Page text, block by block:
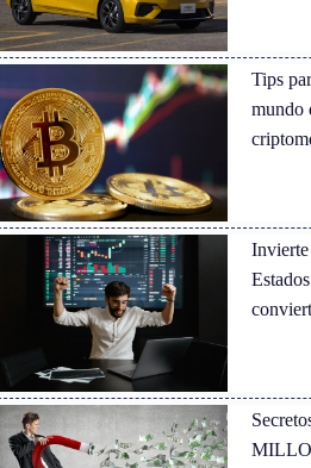
Tips
mundo
Invierte